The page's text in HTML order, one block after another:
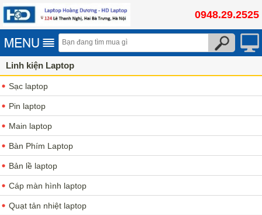
0948.29.2525
Linh kiện Laptop
Sạc laptop
Pin laptop
Main laptop
Bàn Phím Laptop
Bản lề laptop
Cáp màn hình laptop
Quạt tản nhiệt laptop